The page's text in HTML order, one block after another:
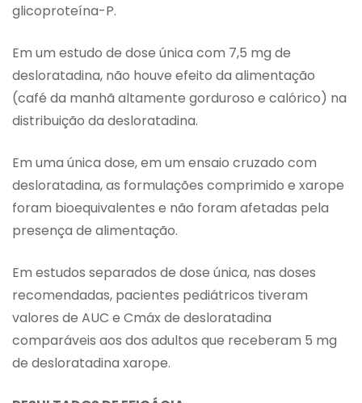
glicoproteína-P.
Em um estudo de dose única com 7,5 mg de
desloratadina, não houve efeito da alimentação
(café da manhã altamente gorduroso e calórico) na
distribuição da desloratadina.
Em uma única dose, em um ensaio cruzado com
desloratadina, as formulações comprimido e xarope
foram bioequivalentes e não foram afetadas pela
presença de alimentação.
Em estudos separados de dose única, nas doses
recomendadas, pacientes pediátricos tiveram
valores de AUC e Cmáx de desloratadina
comparáveis aos dos adultos que receberam 5 mg
de desloratadina xarope.